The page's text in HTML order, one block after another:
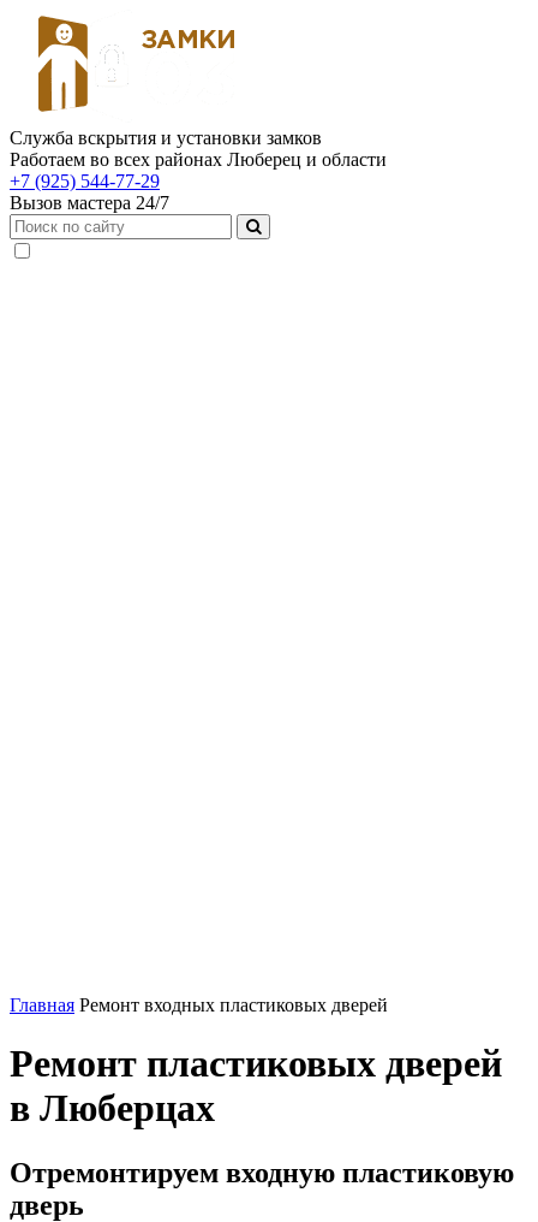
Служба вскрытия и установки замков
Работаем во всех районах Люберец и области
+7 (925) 544-77-29
Вызов мастера 24/7
Главная Ремонт входных пластиковых дверей
Ремонт пластиковых дверей
в Люберцах
Отремонтируем входную пластиковую
дверь